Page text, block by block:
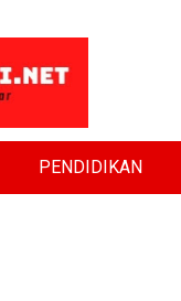
PENDIDIKAN